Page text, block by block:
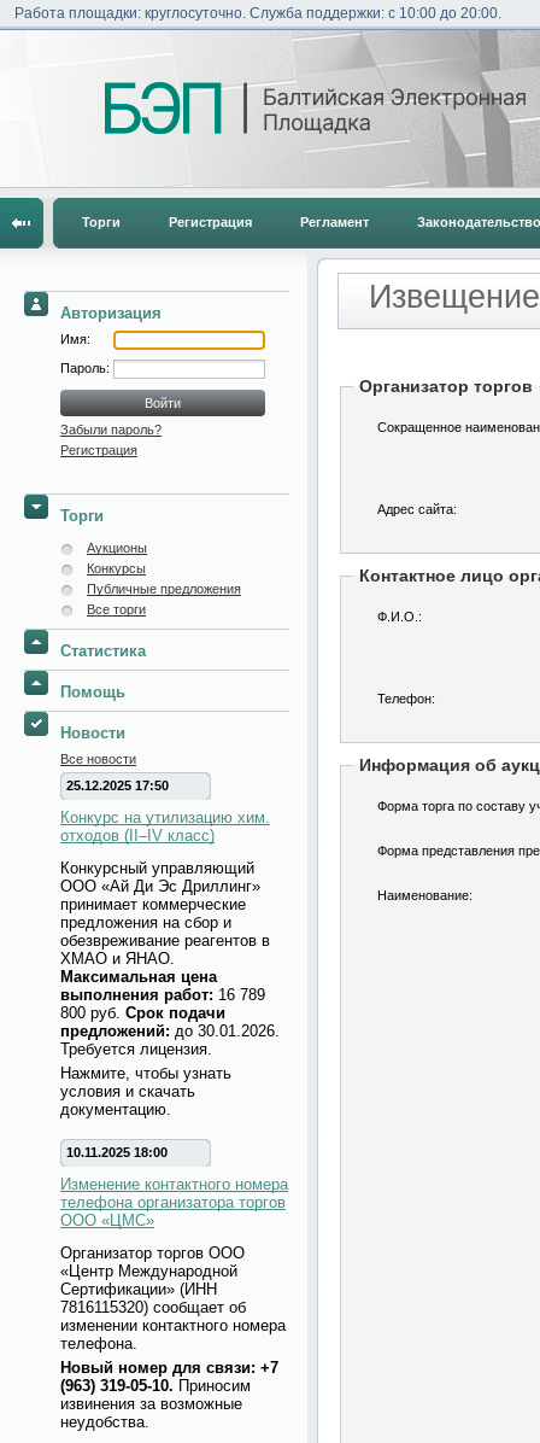
Работа площадки: круглосуточно. Служба поддержки: с 10:00 до 20:00.
Торги Регистрация Регламент Законодательство
Авторизация
Имя:
Пароль:
Забыли пароль?
Регистрация
Торги
Аукционы
Конкурсы
Публичные предложения
Все торги
Статистика
Помощь
Новости
Все новости
25.12.2025 17:50
Конкурс на утилизацию хим.
отходов (II–IV класс)
Конкурсный управляющий
ООО «Ай Ди Эс Дриллинг»
принимает коммерческие
предложения на сбор и
обезвреживание реагентов в
ХМАО и ЯНАО.
Максимальная цена
выполнения работ: 16 789
800 руб. Срок подачи
предложений: до 30.01.2026.
Требуется лицензия.
Нажмите, чтобы узнать
условия и скачать
документацию.
10.11.2025 18:00
Изменение контактного номера
телефона организатора торгов
ООО «ЦМС»
Организатор торгов ООО
«Центр Международной
Сертификации» (ИНН
7816115320) сообщает об
изменении контактного номера
телефона.
Новый номер для связи: +7
(963) 319-05-10. Приносим
извинения за возможные
неудобства.
Организатор торгов
Сокращенное
Адрес сайта:
Контактное лицо
Ф.И.О.:
Телефон:
Информация об
Форма торга по составу
Форма представления
Наименование: